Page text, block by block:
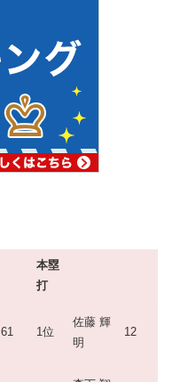
本塁
打
61 1位
佐藤 輝
明
12